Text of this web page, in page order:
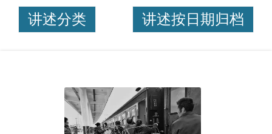
讲述分类 讲述按日期归档